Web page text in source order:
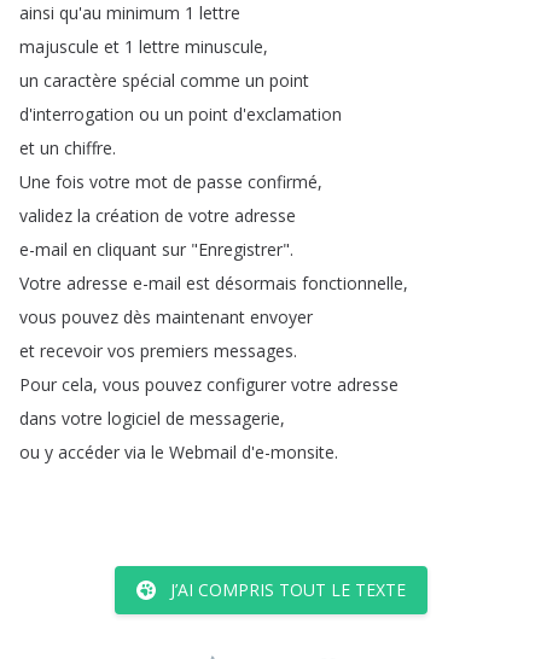
ainsi qu'au minimum 1 lettre
majuscule et 1 lettre minuscule,
un caractère spécial comme un point
d'interrogation ou un point d'exclamation
et un chiffre.
Une fois votre mot de passe confirmé,
validez la création de votre adresse
e-mail en cliquant sur "Enregistrer".
Votre adresse e-mail est désormais fonctionnelle,
vous pouvez dès maintenant envoyer
et recevoir vos premiers messages.
Pour cela, vous pouvez configurer votre adresse
dans votre logiciel de messagerie,
ou y accéder via le Webmail d'e-monsite.
J’AI COMPRIS TOUT LE TEXTE